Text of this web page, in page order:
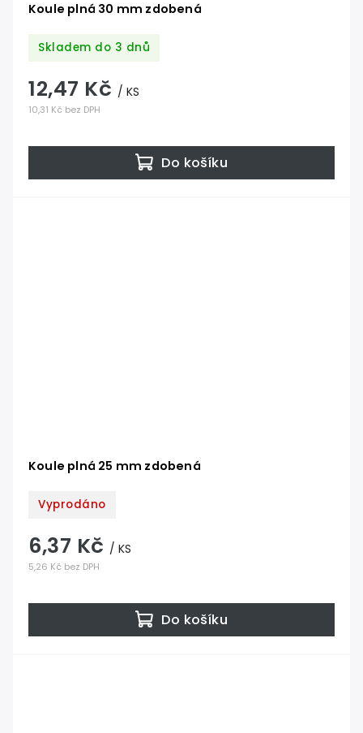
Koule plná 30 mm zdobená
Skladem do 3 dnů
10,31 Kč bez DPH
12,47 Kč / KS
Do košíku
Koule plná 25 mm zdobená
Vyprodáno
5,26 Kč bez DPH
6,37 Kč / KS
Do košíku